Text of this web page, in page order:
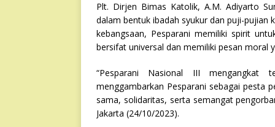
Plt. Dirjen Bimas Katolik, A.M. Adiyarto
dalam bentuk ibadah syukur dan puji-pujian
kebangsaan, Pesparani memiliki spirit
bersifat universal dan memiliki pesan moral
“Pesparani Nasional III mengangkat
menggambarkan Pesparani sebagai pesta
sama, solidaritas, serta semangat
Jakarta (24/10/2023).